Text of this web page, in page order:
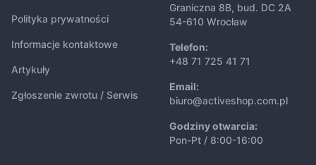
Polityka prywatności
Informacje kontaktowe
Artykuły
Zgłoszenie zwrotu / Serwis
Graniczna 8B, bud. DC 2A
54-610 Wrocław
Telefon:
+48 71 725 41 71
Email:
biuro@activeshop.com.pl
Godziny otwarcia:
Pon-Pt / 8:00-16:00